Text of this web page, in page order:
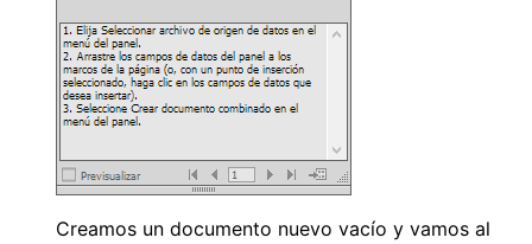
Creamos un documento nuevo vacío y vamos al